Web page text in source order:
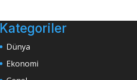
Kategoriler
Dünya
Ekonomi